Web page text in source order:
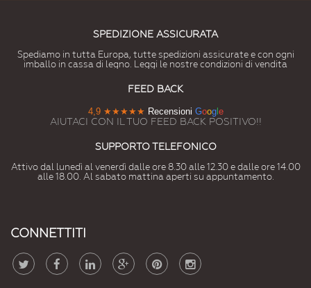
SPEDIZIONE ASSICURATA
Spediamo in tutta Europa, tutte spedizioni assicurate e con ogni
imballo in cassa di legno. Leggi le nostre condizioni di vendita
FEED BACK
4,9 ★★★★★ Recensioni Googl e
AIUTACI CON IL TUO FEED BACK POSITIVO!!
SUPPORTO TELEFONICO
Attivo dal lunedì al venerdì dalle ore 8.30 alle 12.30 e dalle ore 14.00
alle 18.00. Al sabato mattina aperti su appuntamento.
CONNETTITI